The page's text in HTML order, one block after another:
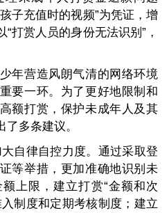
子充值时的视频”为凭证，增
打赏人员的身份无法识别”，
营造风朗气清的网络环境
要一环。为了更好地限制和
额打赏，保护未成年人及其
多条建议。
自律自控力度。通过采取登
等举措，更加准确地识别未
上限，建立打赏“金额和次
制度和定期考核制度；建立